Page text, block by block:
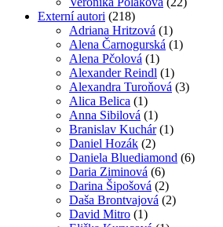
Externí autori (218)
Adriana Hritzová (1)
Alena Čarnogurská (1)
Alena Pčolová (1)
Alexander Reindl (1)
Alexandra Turoňová (3)
Alica Belica (1)
Anna Sibilová (1)
Branislav Kuchár(1)
Daniel Hozák (2)
Daniela Bluediamond (6)
Daria Ziminová (6)
Darina Šipošová (2)
Daša Brontvajová (2)
David Mitro (1)